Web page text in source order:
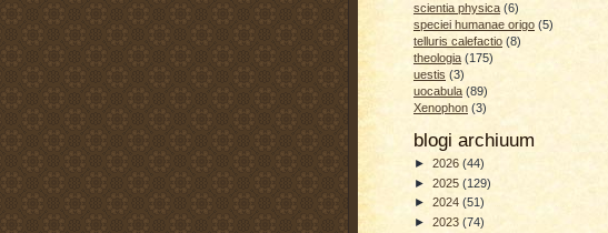
scientia physica (6)
speciei humanae origo (5)
telluris calefactio (8)
theologia (175)
uestis (3)
uocabula (89)
Xenophon (3)
blogi archiuum
► 2026 (44)
► 2025 (129)
► 2024 (51)
► 2023 (74)